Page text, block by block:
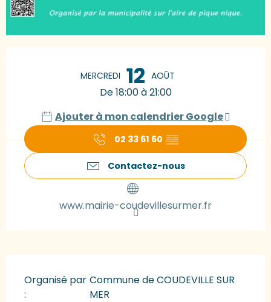
MERCREDI 12 AOÛT
De 18:00 à 21:00
Ajouter à mon calendrier Google
02 33 61 60 ▒▒
Contactez-nous
www.mairie-coudevillesurmer.fr
Organisé par
:
Commune de COUDEVILLE SUR
MER